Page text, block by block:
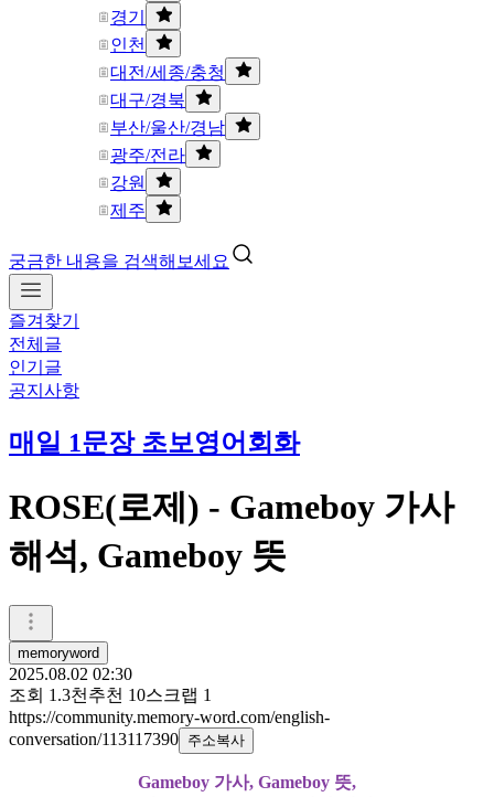
경기
인천
대전/세종/충청
대구/경북
부산/울산/경남
광주/전라
강원
제주
궁금한 내용을 검색해보세요
즐겨찾기
전체글
인기글
공지사항
매일 1문장 초보영어회화
ROSE(로제) - Gameboy 가사
해석, Gameboy 뜻
memoryword
2025.08.02 02:30
조회 1.3천 추천 10스크랩 1
https://community.memory-word.com/english-
conversation/113117390 주소복사
Gameboy 가사, Gameboy 뜻,